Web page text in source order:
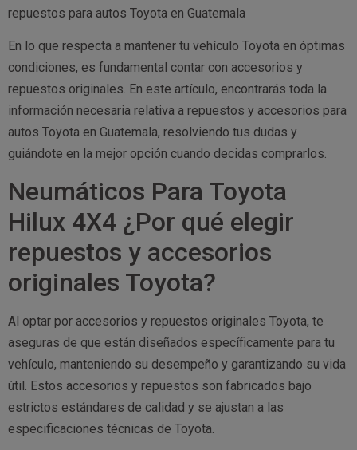
repuestos para autos Toyota en Guatemala
En lo que respecta a mantener tu vehículo Toyota en óptimas
condiciones, es fundamental contar con accesorios y
repuestos originales. En este artículo, encontrarás toda la
información necesaria relativa a repuestos y accesorios para
autos Toyota en Guatemala, resolviendo tus dudas y
guiándote en la mejor opción cuando decidas comprarlos.
Neumáticos Para Toyota
Hilux 4X4 ¿Por qué elegir
repuestos y accesorios
originales Toyota?
Al optar por accesorios y repuestos originales Toyota, te
aseguras de que están diseñados específicamente para tu
vehículo, manteniendo su desempeño y garantizando su vida
útil. Estos accesorios y repuestos son fabricados bajo
estrictos estándares de calidad y se ajustan a las
especificaciones técnicas de Toyota.